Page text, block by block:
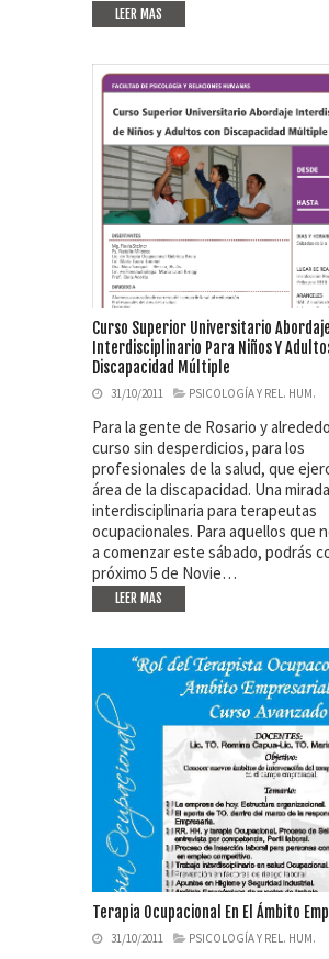
LEER MAS
Curso Superior Universitario Abordaje
Interdisciplinario Para Niños Y
Discapacidad Múltiple
31/10/2011 PSICOLOGÍA Y REL. HUM.
Para la gente de Rosario y
curso sin desperdicios, para los
profesionales de la salud, que
área de la discapacidad. Una mirada
interdisciplinaria para terapeutas
ocupacionales. Para aquellos que
a comenzar este sábado, podrás
próximo 5 de Novie…
LEER MAS
Terapia Ocupacional En El Ámbito
31/10/2011 PSICOLOGÍA Y REL. HUM.